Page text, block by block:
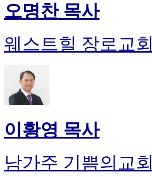
오명찬 목사
웨스트힐 장로교회
이황영 목사
남가주 기쁨의교회